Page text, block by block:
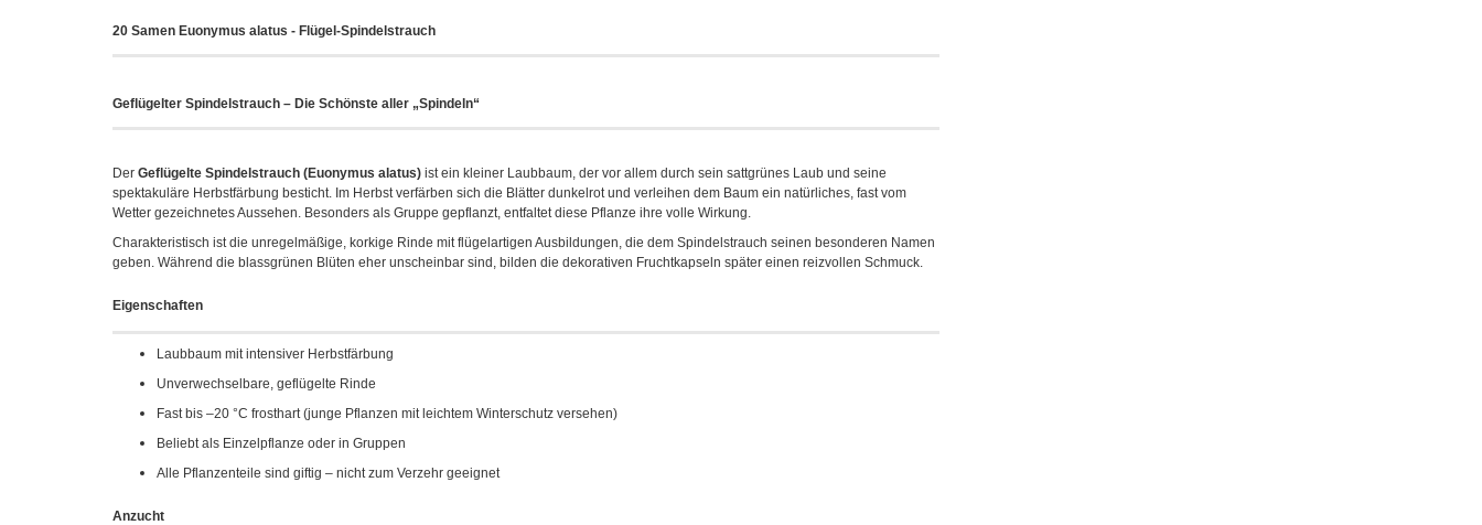
20 Samen Euonymus alatus - Flügel-Spindelstrauch
Geflügelter Spindelstrauch – Die Schönste aller „Spindeln“
Der Geflügelte Spindelstrauch (Euonymus alatus) ist ein kleiner Laubbaum, der vor allem durch sein sattgrünes Laub und seine
spektakuläre Herbstfärbung besticht. Im Herbst verfärben sich die Blätter dunkelrot und verleihen dem Baum ein natürliches, fast vom
Wetter gezeichnetes Aussehen. Besonders als Gruppe gepflanzt, entfaltet diese Pflanze ihre volle Wirkung.
Charakteristisch ist die unregelmäßige, korkige Rinde mit flügelartigen Ausbildungen, die dem Spindelstrauch seinen besonderen Namen
geben. Während die blassgrünen Blüten eher unscheinbar sind, bilden die dekorativen Fruchtkapseln später einen reizvollen Schmuck.
Eigenschaften
Laubbaum mit intensiver Herbstfärbung
Unverwechselbare, geflügelte Rinde
Fast bis –20 °C frosthart (junge Pflanzen mit leichtem Winterschutz versehen)
Beliebt als Einzelpflanze oder in Gruppen
Alle Pflanzenteile sind giftig – nicht zum Verzehr geeignet
Anzucht